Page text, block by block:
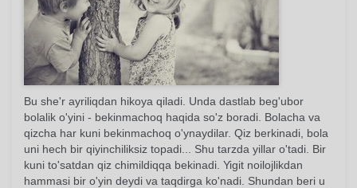
Bu she'r ayriliqdan hikoya qiladi. Unda dastlab beg'ubor
bolalik o'yini - bekinmachoq haqida so'z boradi. Bolacha va
qizcha har kuni bekinmachoq o'ynaydilar. Qiz berkinadi, bola
uni hech bir qiyinchiliksiz topadi... Shu tarzda yillar o'tadi. Bir
kuni to'satdan qiz chimildiqqa bekinadi. Yigit noilojlikdan
hammasi bir o'yin deydi va taqdirga ko'nadi. Shundan beri u